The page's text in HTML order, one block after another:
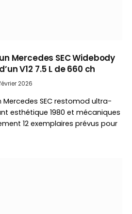
Mercedes SEC Widebody
V12 7.5 L de 660 ch
2026
Mercedes SEC restomod ultra-
esthétique 1980 et mécaniques
12 exemplaires prévus pour